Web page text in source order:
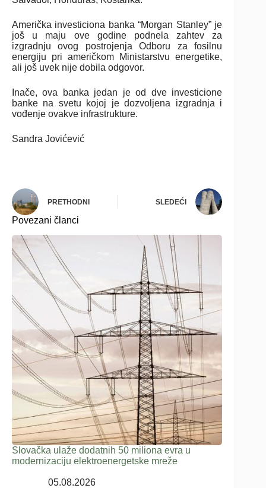
Američka investiciona banka “Morgan Stanley” je
još u maju ove godine podnela zahtev za
izgradnju ovog postrojenja Odboru za fosilnu
energiju pri američkom Ministarstvu energetike,
ali još uvek nije dobila odgovor.
Inače, ova banka jedan je od dve investicione
banke na svetu kojoj je dozvoljena izgradnja i
vođenje ovakve infrastrukture.
Sandra Jovićević
PRETHODNI SLEDEĆI
Povezani članci
Slovačka ulaže dodatnih 50 miliona evra u
modernizaciju elektroenergetske mreže
05.08.2026